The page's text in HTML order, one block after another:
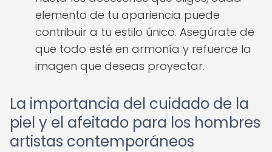
elemento de tu apariencia puede
contribuir a tu estilo único. Asegúrate de
que todo esté en armonía y refuerce la
imagen que deseas proyectar.
La importancia del cuidado de la
piel y el afeitado para los hombres
artistas contemporáneos